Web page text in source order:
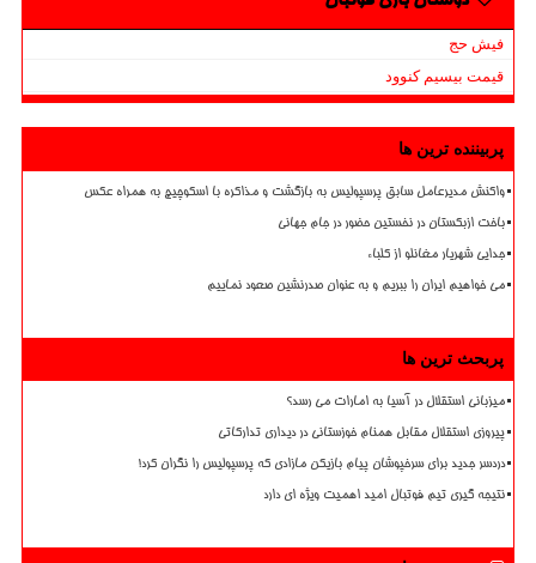
فیش حج
قیمت بیسیم کنوود
پربیننده ترین ها
واکنش مدیرعامل سابق پرسپولیس به بازگشت و مذاکره با اسکوچیچ به همراه عکس
باخت ازبکستان در نخستین حضور در جام جهانی
جدایی شهریار مغانلو از کلباء
می خواهیم ایران را ببریم و به عنوان صدرنشین صعود نماییم
پربحث ترین ها
میزبانی استقلال در آسیا به امارات می رسد؟
پیروزی استقلال مقابل همنام خوزستانی در دیداری تدارکاتی
دردسر جدید برای سرخپوشان پیام بازیکن مازادی که پرسپولیس را نگران کرد!
نتیجه گیری تیم فوتبال امید اهمیت ویژه ای دارد